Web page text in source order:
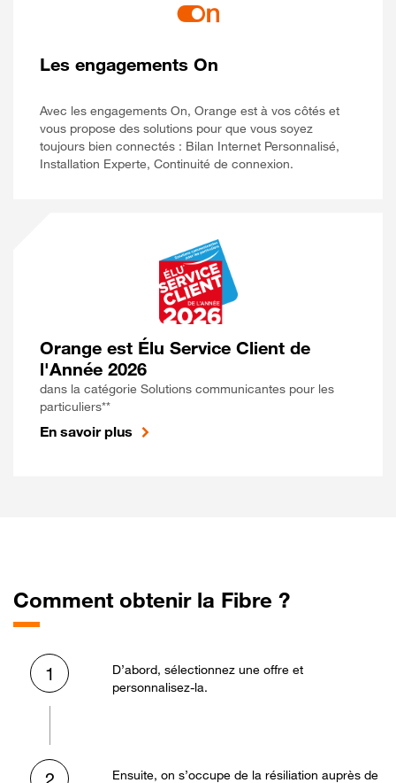
Les engagements On
Avec les engagements On, Orange est à vos côtés et
vous propose des solutions pour que vous soyez
toujours bien connectés : Bilan Internet Personnalisé,
Installation Experte, Continuité de connexion.
Orange est Élu Service Client de
l'Année 2026
dans la catégorie Solutions communicantes pour les
particuliers**
En savoir plus
Comment obtenir la Fibre ?
1
D’abord, sélectionnez une offre et
personnalisez-la.
Ensuite, on s’occupe de la résiliation auprès de